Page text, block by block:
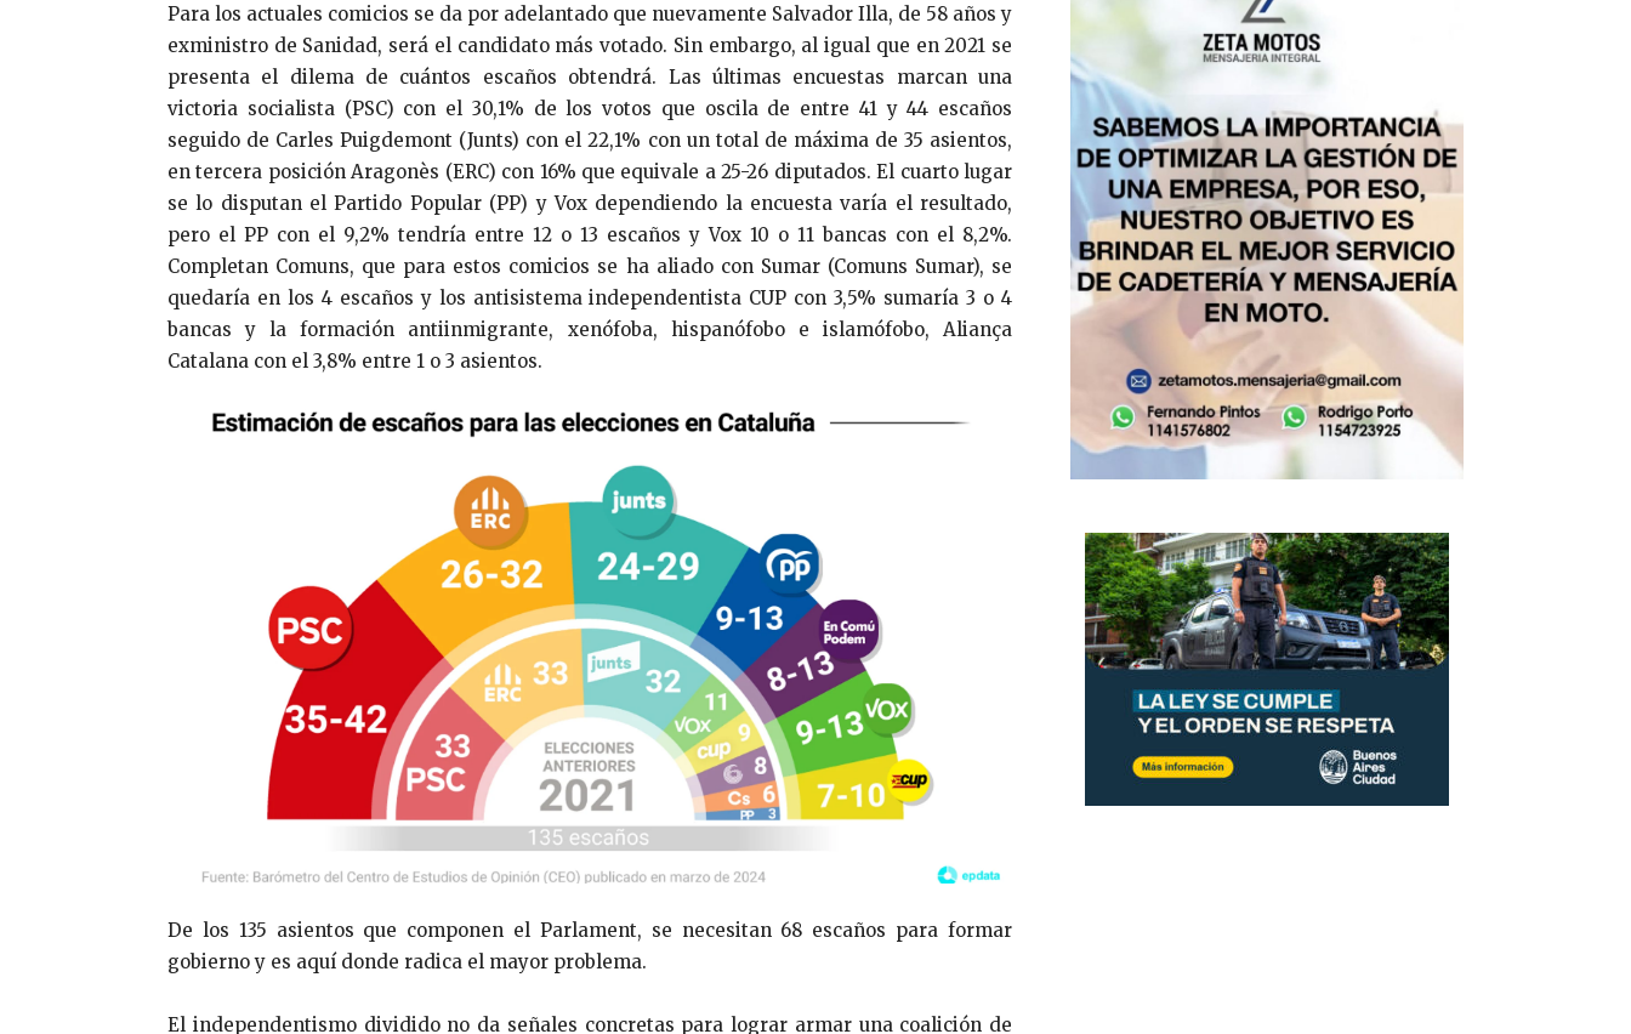
Para los actuales comicios se da por adelantado que nuevamente Salvador Illa, de 58 años y
exministro de Sanidad, será el candidato más votado. Sin embargo, al igual que en 2021 se
presenta el dilema de cuántos escaños obtendrá. Las últimas encuestas marcan una
victoria socialista (PSC) con el 30,1% de los votos que oscila de entre 41 y 44 escaños
seguido de Carles Puigdemont (Junts) con el 22,1% con un total de máxima de 35 asientos,
en tercera posición Aragonès (ERC) con 16% que equivale a 25-26 diputados. El cuarto lugar
se lo disputan el Partido Popular (PP) y Vox dependiendo la encuesta varía el resultado,
pero el PP con el 9,2% tendría entre 12 o 13 escaños y Vox 10 o 11 bancas con el 8,2%.
Completan Comuns, que para estos comicios se ha aliado con Sumar (Comuns Sumar), se
quedaría en los 4 escaños y los antisistema independentista CUP con 3,5% sumaría 3 o 4
bancas y la formación antiinmigrante, xenófoba, hispanófobo e islamófobo, Aliança
Catalana con el 3,8% entre 1 o 3 asientos.
De los 135 asientos que componen el Parlament, se necesitan 68 escaños para formar
gobierno y es aquí donde radica el mayor problema.
El independentismo dividido no da señales concretas para lograr armar una coalición de